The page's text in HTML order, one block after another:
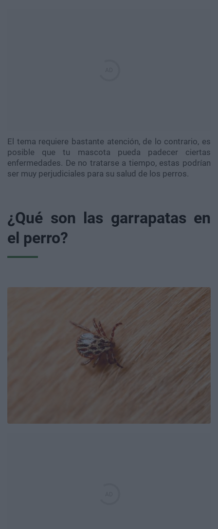
El tema requiere bastante atención, de lo contrario, es
posible que tu mascota pueda padecer ciertas
enfermedades. De no tratarse a tiempo, estas podrían
ser muy perjudiciales para su salud de los perros.
¿Qué son las garrapatas en
el perro?